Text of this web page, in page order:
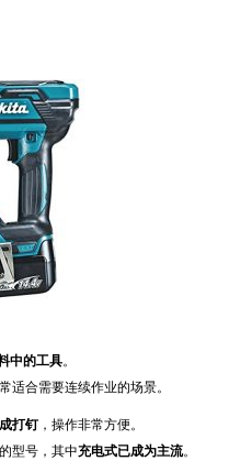
中的工具。
常适合需要连续作业的场景。
打钉 ，操作非常方便。
型号，其中充电式已成为主流。